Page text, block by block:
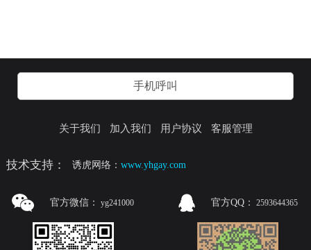
手机呼叫
关于我们 加入我们 用户协议 客服管理
技术支持： 诱虎网络：www.yhgay.com
官方微信： yg241000 官方QQ： 2593644365